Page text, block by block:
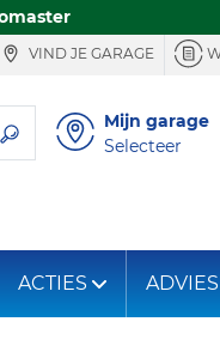
VIND JE GARAGE
Mijn garage
Selecteer
ACTIES